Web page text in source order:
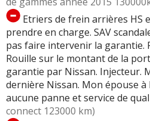
Etriers de frein arrières HS
prendre en charge. SAV
pas faire intervenir la garantie.
Rouille sur le montant de la
garantie par Nissan. Injecteur.
dernière Nissan. Mon épouse à
aucune panne et service de
connect 123000 km)